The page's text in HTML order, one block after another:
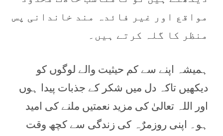
مواقع اور غیر فائدہ مند خاندانی پس
منظر کا گلہ کرتے ہیں۔
ہمیشہ اپنے سے کم حیثیت والے لوگوں کو
دیکھیں تاکہ دل میں شکر کے جذبات پیدا ہوں
اور اللہ تعالیٰ کی مزید نعمتیں ملنے کی امید
ہو۔ اپنی روزمرٌہ کی زندگی سے کچھ وقت